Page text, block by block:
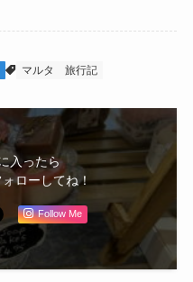
マルタ 旅行記
入ったら
ローしてね！
Follow Me